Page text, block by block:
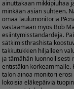
ainuttakaan mikkipiuhaa
minkään asian suhteen.
omaa laulumonitoria
vastaamaan myös Bob
esiintymisstandardeja.
sätkimisthrashista
takkutukkien hiljalleen
ja tämähän luonnollisesti
entistäkin korkeammalle.
talon ainoa monitori
lokoisia eläkepäiviä